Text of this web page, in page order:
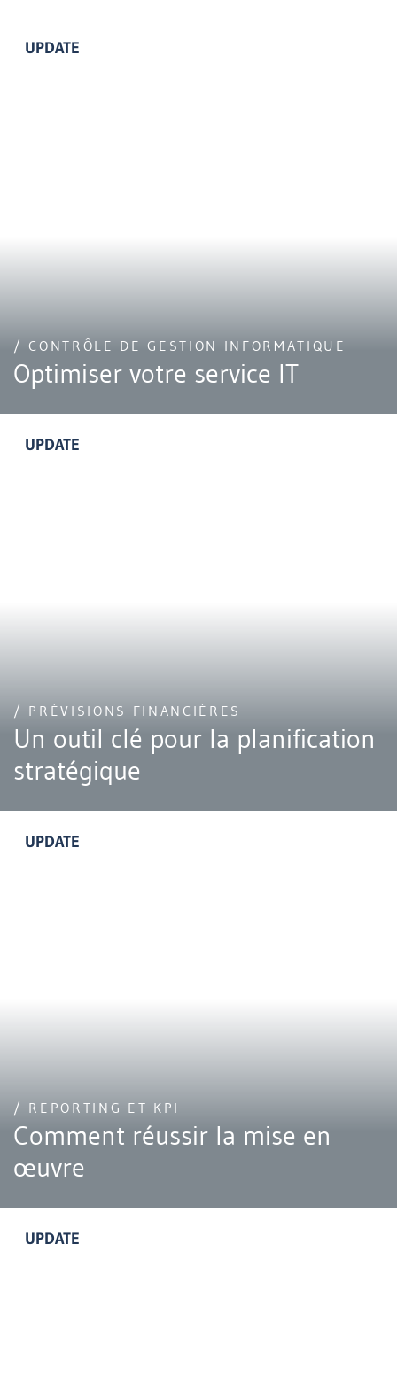
UPDATE
/ CONTRÔLE DE GESTION INFORMATIQUE
Optimiser votre service IT
UPDATE
/ PRÉVISIONS FINANCIÈRES
Un outil clé pour la planification
stratégique
UPDATE
/ REPORTING ET KPI
Comment réussir la mise en
œuvre
UPDATE